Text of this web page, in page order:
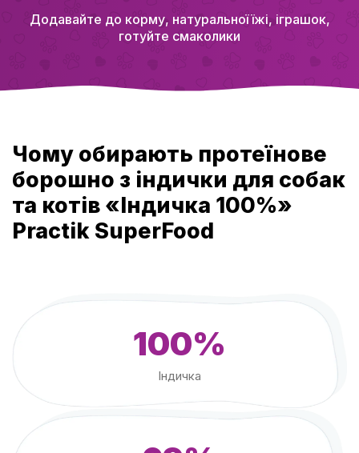
Додавайте до корму, натуральної їжі, іграшок,
готуйте смаколики
Чому обирають протеїнове
борошно з індички для собак
та котів «Індичка 100%»
Practik SuperFood
100%
Індичка